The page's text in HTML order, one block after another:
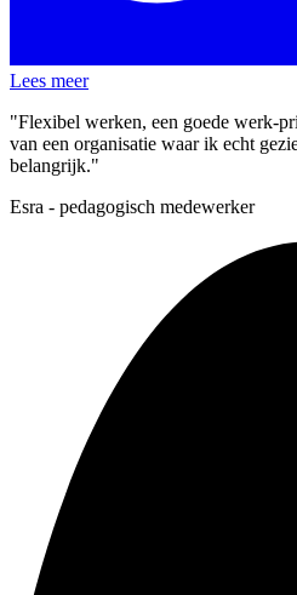
Lees meer
"Flexibel werken, een goede werk-
van een organisatie waar ik echt
belangrijk."
Esra - pedagogisch medewerker